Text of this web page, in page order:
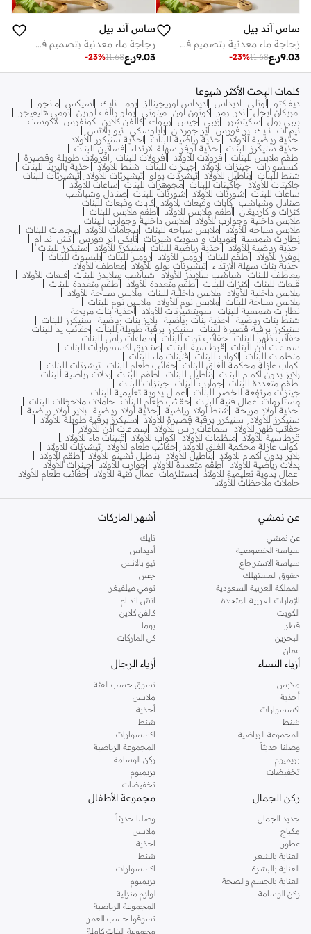
ساس آند بيل
زجاجة ماء معدنية بتصميم فطر
ر.ع9.03
11.68
-23%
ساس آند بيل
زجاجة ماء معدنية بتصميم فطر
ر.ع9.03
11.68
-23%
كلمات البحث الأكثر شيوعا
ديفاكتو أونلي اديداس اديداس اوريجينالز بوما نايك اسيكس مانجو
امريكان ايجل
اندر ارمر كوتون اون مينوتي بولو رالف لورين تومي هليفيجر
بيبي بول
سكيتشرز زيبي جيس ريبوك كالفن كلاين كونفرس لاكوست
نيم ات نايك اير فورس اير جوردان بابلوسكي نيو بالانس
احذية رياضية للأولاد
احذية رياضية للبنات
احذية سنيكرز للأولاد
احذية سنيكرز للبنات
احذية لوفر سهلة الارتداء
فساتين للبنات
اطقم ملابس للبنات
افرولات للأولاد افرولات للبنات
افرولات طويلة وقصيرة
اكسسوارات جينزات للأولاد جينزات للبنات شنط للأولاد
احذية باليرينا للبنات
شنط للبنات بناطيل للأولاد تيشرتات بولو تيشيرتات للأولاد
تيشيرتات للبنات
جاكيتات للأولاد
جاكيتات للبنات مجوهرات للبنات
ساعات للأولاد
ساعات للبنات
شورتات للأولاد شورتات للبنات صنادل وشباشب
صنادل وشباشب كابات وقبعات للأولاد
كابات وقبعات للبنات
كنزات و كارديغان أطقم ملابس للأولاد
أطقم ملابس للبنات
ملابس داخلية وجوارب للأولاد
ملابس داخلية وجوارب للبنات
ملابس سباحه للأولاد ملابس سباحه للبنات بيجامات للأولاد
بيجامات للبنات
نظارات شمسية هوديات و سويت شيرتات نايكي اير فورس
اتش اند ام
أحذية رياضية للأولاد أحذية رياضية للبنات سنيكرز للأولاد
سنيكرز للبنات
لوفرز للأولاد
أطقم للبنات رومبر للأولاد رومبر للبنات بليسوت للبنات
أحذية بنات سهلة الارتداء
تيشيرتات بولو للأولاد معاطف للأولاد
معاطف للبنات
شباشب سلايدز للأولاد شباشب سلايدز للبنات
قبعات للأولاد
قبعات للبنات كنزات للبنات أطقم متعددة للأولاد
أطقم متعددة للبنات
ملابس داخلية للأولاد
ملابس داخلية للبنات ملابس سباحة للأولاد
ملابس سباحة للبنات ملابس نوم للأولاد
ملابس نوم للبنات
نظارات شمسية للبنات
سويتشيرتات للأولاد
أحذية بنات مريحة
شنط بنات رياضية أحذية بنات رياضية بلايز بنات رياضية
سنيكرز للبنات
سنيكرز برقبة قصيرة للبنات
سنيكرز برقبة طويلة للبنات حقائب يد للبنات
حقائب ظهر للبنات حقائب توت للبنات
سماعات رأس للبنات
سماعات أذن للبنات
قرطاسية للبنات صناديق اكسسوارات للبنات
منظمات للبنات
اكواب للبنات
قنينات ماء للبنات
اكواب عازلة محكمة الغلق للبنات حقائب طعام للبنات تيشرتات للبنات
بلايز بدون أكمام للبنات بناطيل للبنات أطقم للبنات بدلات رياضية للبنات
أطقم متعددة للبنات جوارب للبنات جينزات للبنات
جينزات مرتفعة الخصر للبنات أعمال يدوية تعليمية للبنات
مستلزمات أعمال فنية للبنات حقائب طعام للبنات حاملات ملاحظات للبنات
أحذية أولاد مريحة
شنط أولاد رياضية أحذية أولاد رياضية بلايز أولاد رياضية
سنيكرز للأولاد
سنيكرز برقبة قصيرة للأولاد
سنيكرز برقبة طويلة للأولاد
حقائب ظهر للأولاد
سماعات رأس للأولاد
سماعات أذن للأولاد
قرطاسية للأولاد منظمات للأولاد اكواب للأولاد
قنينات ماء للأولاد
اكواب عازلة محكمة الغلق للأولاد
حقائب طعام للأولاد
تيشرتات للأولاد
بلايز بدون أكمام للأولاد
بناطيل للأولاد بناطيل تشينو للأولاد
أطقم للأولاد
بدلات رياضية للأولاد أطقم متعددة للأولاد جوارب للأولاد جينزات للأولاد
أعمال يدوية تعليمية للأولاد
مستلزمات أعمال فنية للأولاد
حقائب طعام للأولاد
حاملات ملاحظات للأولاد
عن نمشي
عن نمشي
سياسة الخصوصية
سياسة الاسترجاع
حقوق المستهلك
المملكة العربية السعودية
الإمارات العربية المتحدة
الكويت
قطر
البحرين
عمان
أشهر الماركات
نايك
أديداس
نيو بالانس
جس
تومي هيلفيغر
اتش اند ام
كالفن كلاين
بوما
كل الماركات
أزياء النساء
ملابس
أحذية
اكسسوارات
شنط
المجموعة الرياضية
وصلنا حديثاً
بريميوم
تخفيضات
أزياء الرجال
تسوق حسب الفئة
ملابس
أحذية
شنط
اكسسوارات
المجموعة الرياضية
ركن الوسامة
بريميوم
تخفيضات
ركن الجمال
جديد الجمال
مكياج
عطور
العناية بالشعر
العناية بالبشرة
العناية بالجسم والصحة
ركن الوسامة
مجموعة الأطفال
وصلنا حديثاً
ملابس
احذية
شنط
اكسسوارات
بريميوم
لوازم منزلية
المجموعة الرياضية
تسوقوا حسب العمر
مجموعة البنات كاملة